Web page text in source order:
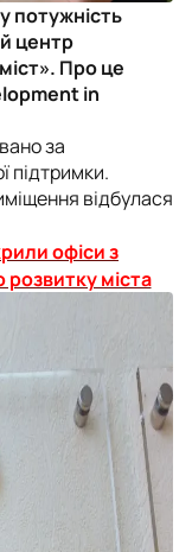
потужність
центр
Про це
in
за
підтримки.
відбулася
офіси з
міста